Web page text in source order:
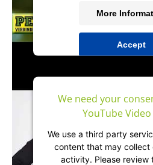
More
Accept
Management Platform&
We need your
YouTube
We use a third party
content that may collect
activity. Please review